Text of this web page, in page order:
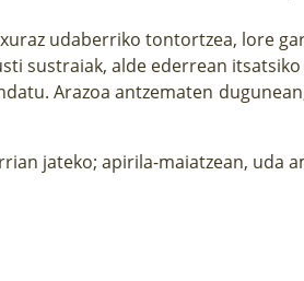
udaberriko tontortzea, lore
sustraiak, alde ederrean itsatsiko
Arazoa antzematen
jateko; apirila-maiatzean, uda